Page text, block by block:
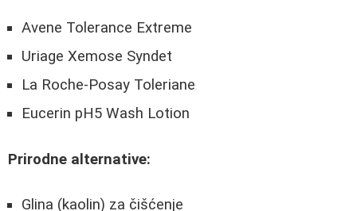
Avene Tolerance Extreme
Uriage Xemose Syndet
La Roche-Posay Toleriane
Eucerin pH5 Wash Lotion
Prirodne alternative:
Glina (kaolin) za čišćenje